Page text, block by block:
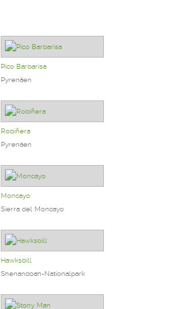
Pico Barbarisa
Pyrenäen
Robiñera
Pyrenäen
Moncayo
Sierra del Moncayo
Hawksbill
Shenandoah-Nationalpark